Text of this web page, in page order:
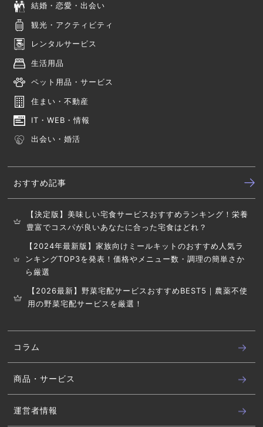
結婚・恋愛・出会い
観光・アクティビティ
レンタルサービス
生活用品
ペット用品・サービス
住まい・不動産
IT・WEB・情報
出会い・婚活
おすすめ記事
【決定版】美味しい宅食サービスおすすめランキング！栄養
豊富でコスパが良いあなたに合った宅食はどれ？
【2024年最新版】家族向けミールキットのおすすめ人気ラ
ンキングTOP3を発表！価格やメニュー数・調理の簡単さか
ら厳選
【2026最新】野菜宅配サービスおすすめBEST5｜農薬不使
用の野菜宅配サービスを厳選！
コラム
商品・サービス
運営者情報